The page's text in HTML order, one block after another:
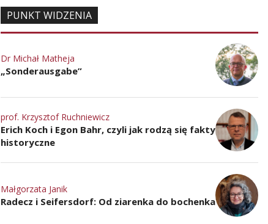
PUNKT WIDZENIA
Dr Michał Matheja
„Sonderausgabe”
prof. Krzysztof Ruchniewicz
Erich Koch i Egon Bahr, czyli jak rodzą się fakty
historyczne
Małgorzata Janik
Radecz i Seifersdorf: Od ziarenka do bochenka